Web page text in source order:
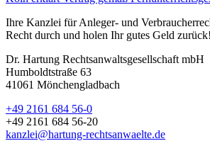
Ihre Kanzlei für Anleger- und
Recht durch und holen Ihr gutes Geld zurück!
Dr. Hartung Rechtsanwaltsgesellschaft mbH
Humboldtstraße 63
41061 Mönchengladbach
+49 2161 684 56-0
+49 2161 684 56-20
kanzlei@hartung-rechtsanwaelte.de